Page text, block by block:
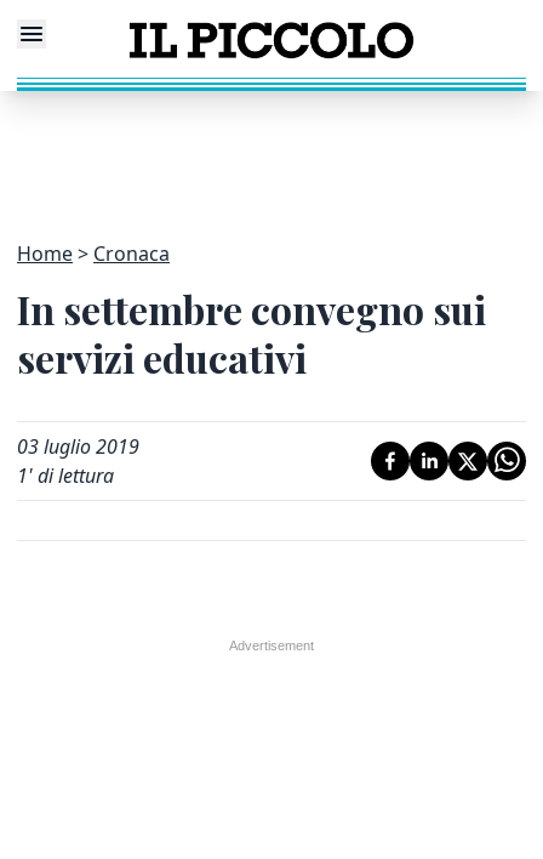
Home Cronaca
In settembre convegno sui
servizi educativi
03 luglio 2019
1' di lettura